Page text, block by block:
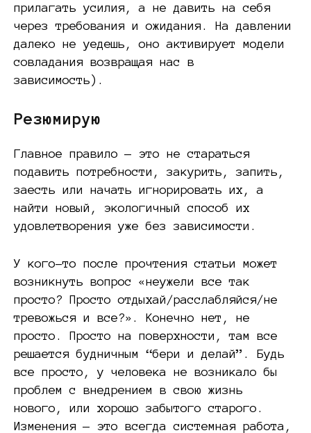
прилагать усилия, а не давить на себя
через требования и ожидания. На давлении
далеко не уедешь, оно активирует модели
совладания возвращая нас в
зависимость).
Резюмирую
Главное правило — это не стараться
подавить потребности, закурить, запить,
заесть или начать игнорировать их, а
найти новый, экологичный способ их
удовлетворения уже без зависимости.
У кого-то после прочтения статьи может
возникнуть вопрос «неужели все так
просто? Просто отдыхай/расслабляйся/не
тревожься и все?». Конечно нет, не
просто. Просто на поверхности, там все
решается будничным “бери и делай”. Будь
все просто, у человека не возникало бы
проблем с внедрением в свою жизнь
нового, или хорошо забытого старого.
Изменения — это всегда системная работа,